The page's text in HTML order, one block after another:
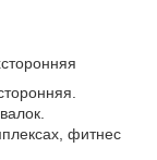
фитнес